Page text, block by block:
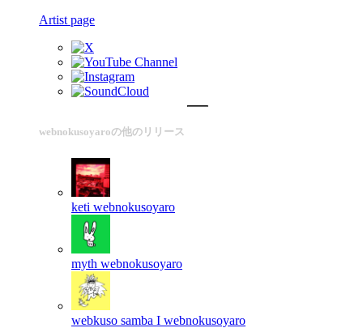
Artist page
webnokusoyaroの他のリリース
keti webnokusoyaro
myth webnokusoyaro
webkuso samba I webnokusoyaro